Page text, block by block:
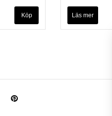
Läs mer